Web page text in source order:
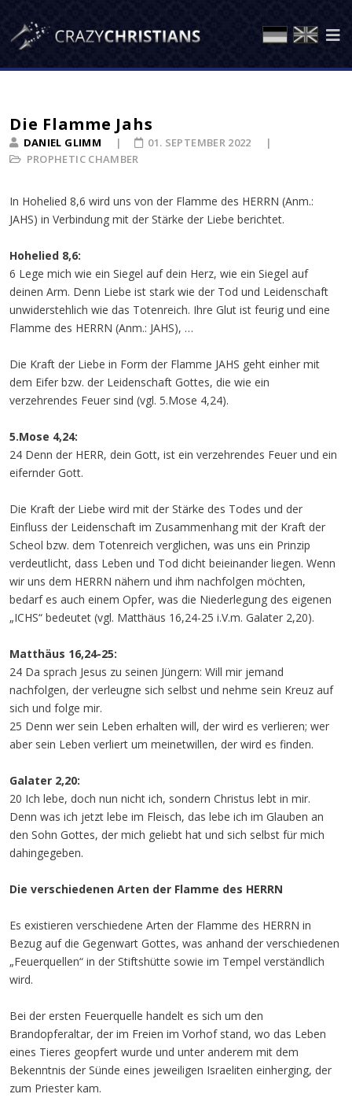
Die Flamme Jahs
DANIEL GLIMM
PROPHETIC CHAMBER
01. SEPTEMBER 2022
In Hohelied 8,6 wird uns von der Flamme des HERRN (Anm.:
JAHS) in Verbindung mit der Stärke der Liebe berichtet.
Hohelied 8,6:
6 Lege mich wie ein Siegel auf dein Herz, wie ein Siegel auf
deinen Arm. Denn Liebe ist stark wie der Tod und Leidenschaft
unwiderstehlich wie das Totenreich. Ihre Glut ist feurig und eine
Flamme des HERRN (Anm.: JAHS), …
Die Kraft der Liebe in Form der Flamme JAHS geht einher mit
dem Eifer bzw. der Leidenschaft Gottes, die wie ein
verzehrendes Feuer sind (vgl. 5.Mose 4,24).
5.Mose 4,24:
24 Denn der HERR, dein Gott, ist ein verzehrendes Feuer und ein
eifernder Gott.
Die Kraft der Liebe wird mit der Stärke des Todes und der
Einfluss der Leidenschaft im Zusammenhang mit der Kraft der
Scheol bzw. dem Totenreich verglichen, was uns ein Prinzip
verdeutlicht, dass Leben und Tod dicht beieinander liegen. Wenn
wir uns dem HERRN nähern und ihm nachfolgen möchten,
bedarf es auch einem Opfer, was die Niederlegung des eigenen
„ICHS“ bedeutet (vgl. Matthäus 16,24-25 i.V.m. Galater 2,20).
Matthäus 16,24-25:
24 Da sprach Jesus zu seinen Jüngern: Will mir jemand
nachfolgen, der verleugne sich selbst und nehme sein Kreuz auf
sich und folge mir.
25 Denn wer sein Leben erhalten will, der wird es verlieren; wer
aber sein Leben verliert um meinetwillen, der wird es finden.
Galater 2,20:
20 Ich lebe, doch nun nicht ich, sondern Christus lebt in mir.
Denn was ich jetzt lebe im Fleisch, das lebe ich im Glauben an
den Sohn Gottes, der mich geliebt hat und sich selbst für mich
dahingegeben.
Die verschiedenen Arten der Flamme des HERRN
Es existieren verschiedene Arten der Flamme des HERRN in
Bezug auf die Gegenwart Gottes, was anhand der verschiedenen
„Feuerquellen“ in der Stiftshütte sowie im Tempel verständlich
wird.
Bei der ersten Feuerquelle handelt es sich um den
Brandopferaltar, der im Freien im Vorhof stand, wo das Leben
eines Tieres geopfert wurde und unter anderem mit dem
Bekenntnis der Sünde eines jeweiligen Israeliten einherging, der
zum Priester kam.